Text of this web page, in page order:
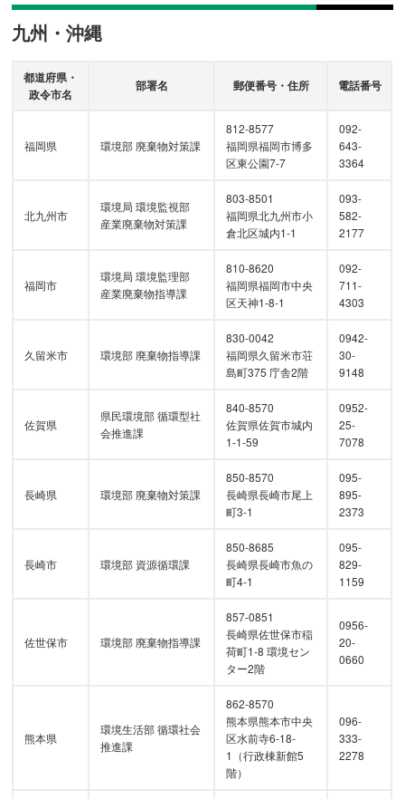
九州・沖縄
都道府県・
政令市名
部署名 郵便番号・住所 電話番号
福岡県 環境部 廃棄物対策課
812-8577
福岡県福岡市博多
区東公園7-7
092-
643-
3364
北九州市
環境局 環境監視部
産業廃棄物対策課
803-8501
福岡県北九州市小
倉北区城内1-1
093-
582-
2177
福岡市
環境局 環境監理部
産業廃棄物指導課
810-8620
福岡県福岡市中央
区天神1-8-1
092-
711-
4303
久留米市 環境部 廃棄物指導課
830-0042
福岡県久留米市荘
島町375 庁舎2階
0942-
30-
9148
佐賀県
県民環境部 循環型社
会推進課
840-8570
佐賀県佐賀市城内
1-1-59
0952-
25-
7078
長崎県 環境部 廃棄物対策課
850-8570
長崎県長崎市尾上
町3-1
095-
895-
2373
長崎市 環境部 資源循環課
850-8685
長崎県長崎市魚の
町4-1
095-
829-
1159
佐世保市 環境部 廃棄物指導課
857-0851
長崎県佐世保市稲
荷町1-8 環境セン
ター2階
0956-
20-
0660
熊本県
環境生活部 循環社会
推進課
862-8570
熊本県熊本市中央
区水前寺6-18-
1（行政棟新館5
階）
096-
333-
2278